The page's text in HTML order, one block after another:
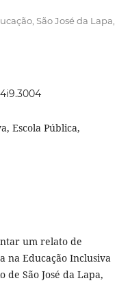
São José da Lapa,
Escola Pública,
um relato de
na Educação Inclusiva
São José da Lapa,